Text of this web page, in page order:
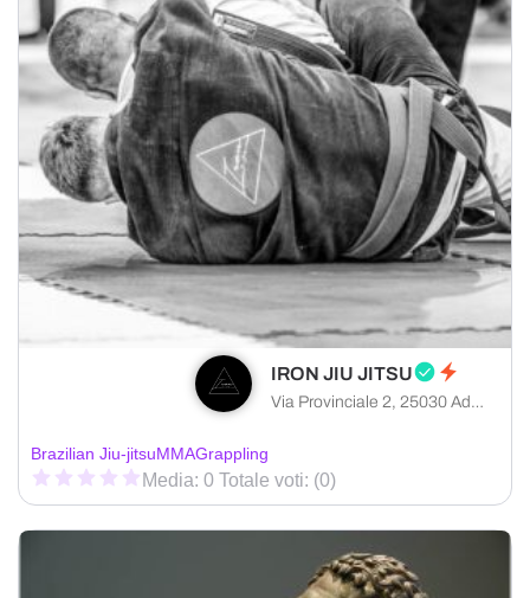
IRON JIU JITSU
Via Provinciale 2, 25030 Adro provincia di Brescia, Italia
Brazilian Jiu-jitsuMMAGrappling
Media: 0 Totale voti: (0)